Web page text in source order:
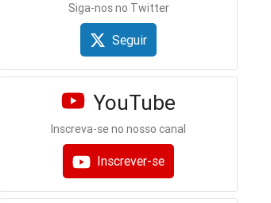
Siga-nos no Twitter
Seguir
YouTube
Inscreva-se no nosso canal
Inscrever-se